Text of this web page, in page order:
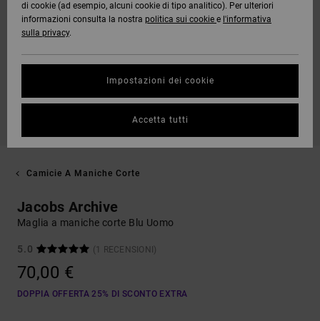
Camicie A Maniche Corte
Jacobs Archive
Maglia a maniche corte Blu Uomo
5.0 (1 RECENSIONI)
70,00 €
DOPPIA OFFERTA 25% DI SCONTO EXTRA
di cookie (ad esempio, alcuni cookie di tipo analitico). Per ulteriori
informazioni consulta la nostra politica sui cookie e l'informativa
sulla privacy.
Impostazioni dei cookie
Accetta tutti